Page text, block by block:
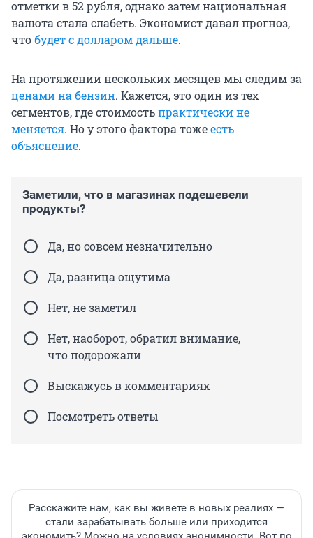
отметки в 52 рубля, однако затем национальная
валюта стала слабеть. Экономист давал прогноз,
чтобудет с долларом дальше.
На протяжении нескольких месяцев мы следим за
ценами на бензин. Кажется, это один из тех
сегментов, где стоимостьпрактически не
меняется. Но у этого фактора тожеесть
объяснение.
Заметили, что в магазинах подешевели
продукты?
Да, но совсем незначительно
Да, разница ощутима
Нет, не заметил
Нет, наоборот, обратил внимание,
что подорожали
Выскажусь в комментариях
Посмотреть ответы
Расскажите нам, как вы живете в новых реалиях —
стали зарабатывать больше или приходится